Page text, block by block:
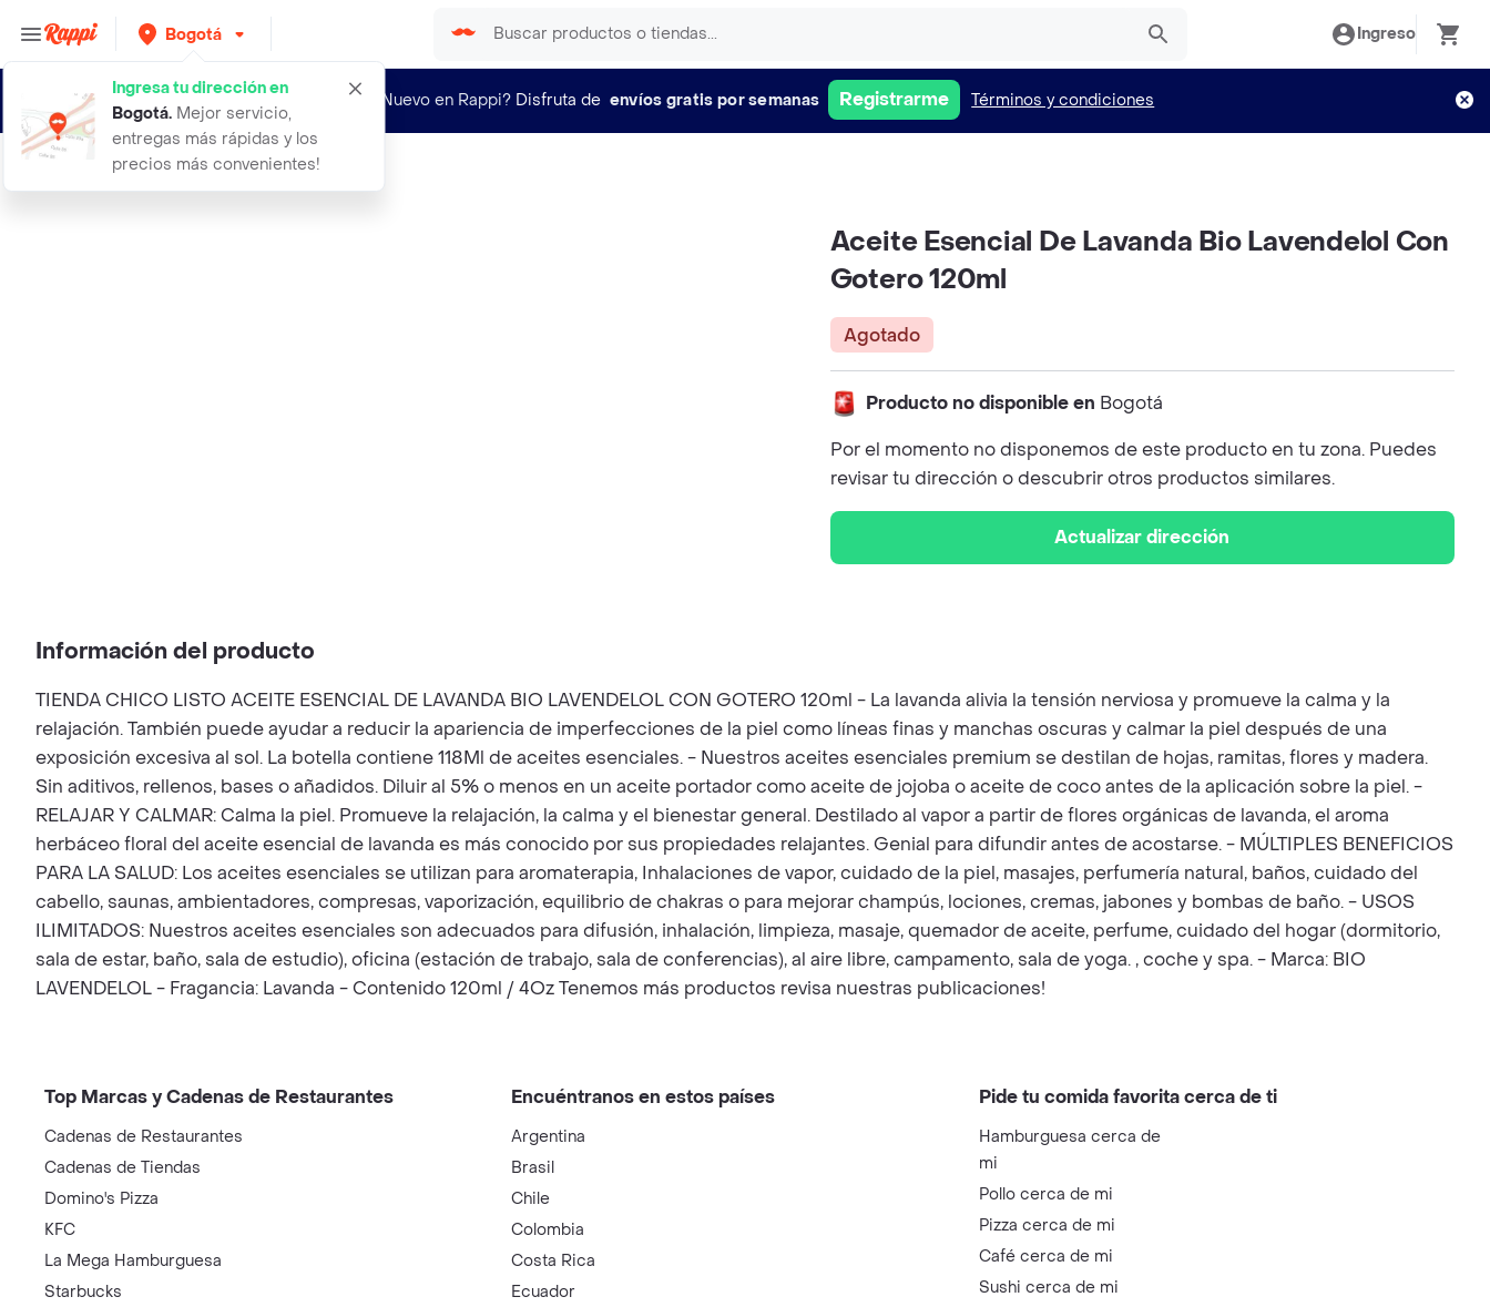
Bogotá
Ingresa tu dirección en
Bogotá. Mejor servicio,
entregas más rápidas y los
precios más convenientes!
Ingreso
¿Nuevo en Rappi? Disfruta de envíos gratis por semanas Registrarme Términos y condiciones
aceite esencial de lavanda bio lave
Aceite Esencial De Lavanda Bio Lavendelol Con
Gotero 120ml
Agotado
Producto no disponible en Bogotá
Por el momento no disponemos de este producto en tu zona. Puedes
revisar tu dirección o descubrir otros productos similares.
Actualizar dirección
Información del producto
TIENDA CHICO LISTO ACEITE ESENCIAL DE LAVANDA BIO LAVENDELOL CON GOTERO 120ml - La lavanda alivia la tensión nerviosa y promueve la calma y la
relajación. También puede ayudar a reducir la apariencia de imperfecciones de la piel como líneas finas y manchas oscuras y calmar la piel después de una
exposición excesiva al sol. La botella contiene 118Ml de aceites esenciales. - Nuestros aceites esenciales premium se destilan de hojas, ramitas, flores y madera.
Sin aditivos, rellenos, bases o añadidos. Diluir al 5% o menos en un aceite portador como aceite de jojoba o aceite de coco antes de la aplicación sobre la piel. -
RELAJAR Y CALMAR: Calma la piel. Promueve la relajación, la calma y el bienestar general. Destilado al vapor a partir de flores orgánicas de lavanda, el aroma
herbáceo floral del aceite esencial de lavanda es más conocido por sus propiedades relajantes. Genial para difundir antes de acostarse. - MÚLTIPLES BENEFICIOS
PARA LA SALUD: Los aceites esenciales se utilizan para aromaterapia, Inhalaciones de vapor, cuidado de la piel, masajes, perfumería natural, baños, cuidado del
cabello, saunas, ambientadores, compresas, vaporización, equilibrio de chakras o para mejorar champús, lociones, cremas, jabones y bombas de baño. - USOS
ILIMITADOS: Nuestros aceites esenciales son adecuados para difusión, inhalación, limpieza, masaje, quemador de aceite, perfume, cuidado del hogar (dormitorio,
sala de estar, baño, sala de estudio), oficina (estación de trabajo, sala de conferencias), al aire libre, campamento, sala de yoga. , coche y spa. - Marca: BIO
LAVENDELOL - Fragancia: Lavanda - Contenido 120ml / 4Oz Tenemos más productos revisa nuestras publicaciones!
Top Marcas y Cadenas de Restaurantes
Cadenas de Restaurantes
Cadenas de Tiendas
Domino's Pizza
KFC
La Mega Hamburguesa
Starbucks
Encuéntranos en estos países
Argentina
Brasil
Chile
Colombia
Costa Rica
Ecuador
Pide tu comida favorita cerca de ti
Hamburguesa cerca de
mi
Pollo cerca de mi
Pizza cerca de mi
Café cerca de mi
Sushi cerca de mi